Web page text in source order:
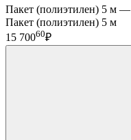
Пакет (полиэтилен) 5 м —
Пакет (полиэтилен) 5 м
15 70060₽